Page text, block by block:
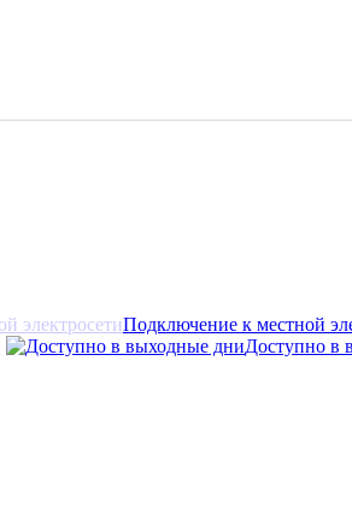
Подключение к местной
Доступно в